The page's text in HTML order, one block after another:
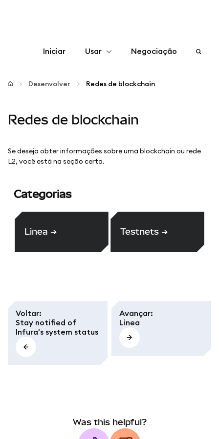
Iniciar Usar
Configurar
Fique em segurança
Negociação
Desenvolver Redes de blockchain
Redes de blockchain
Se deseja obter informações sobre uma blockchain ou rede
L2, você está na seção certa.
Categorias
Linea ➔ Testnets ➔
Voltar:
Stay notified of
Infura's system status
Avançar:
Linea
Was this helpful?